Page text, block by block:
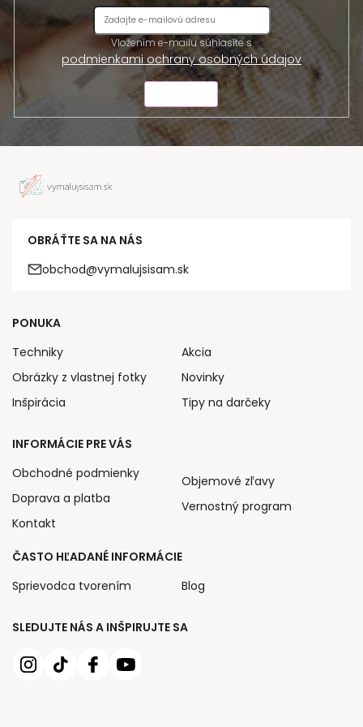
Vložením e-mailu súhlasíte s
podmienkami ochrany osobných údajov
OBRÁŤTE SA NA NÁS
obchod@vymalujsisam.sk
SLEDUJTE NÁS A INŠPIRUJTE SA
PONUKA
Techniky
Obrázky z vlastnej fotky
Inšpirácia
Akcia
Novinky
Tipy na darčeky
INFORMÁCIE PRE VÁS
Obchodné podmienky
Doprava a platba
Kontakt
Objemové zľavy
Vernostný program
ČASTO HĽADANÉ INFORMÁCIE
Sprievodca tvorením
Blog